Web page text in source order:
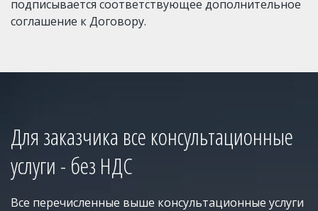
подписывается соответствующее дополнительное
соглашение к Договору.
Для заказчика все консультационные
услуги - без НДС
Все перечисленные выше консультационные услуги